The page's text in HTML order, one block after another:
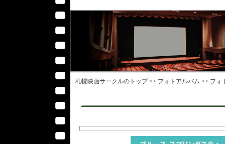
札幌映画サークルのトップ >> フォトアルバム >> フォ